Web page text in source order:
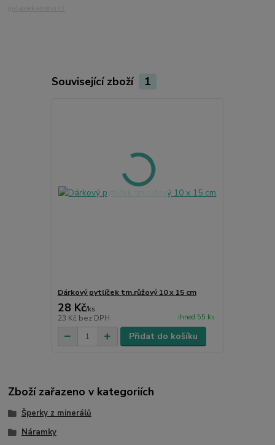
galaxiekamenu.cz
Související zboží 1
Dárkový pytlíček tm.růžový 10 x 15 cm
28 Kč/ks
23 Kč bez DPH ihned 55 ks
Přidat do košíku
Zboží zařazeno v kategoriích
Šperky z minerálů
Náramky